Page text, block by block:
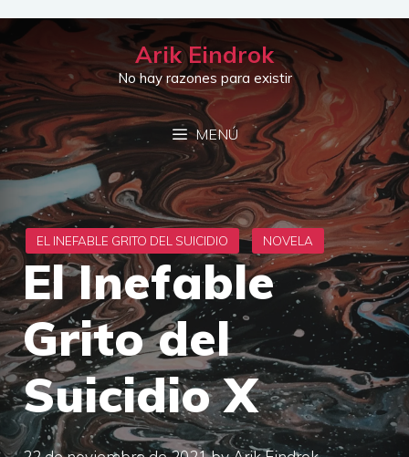
Saltar
al
contenido
Arik Eindrok
No hay razones para existir
MENÚ
El Inefable
Grito del
Suicidio X